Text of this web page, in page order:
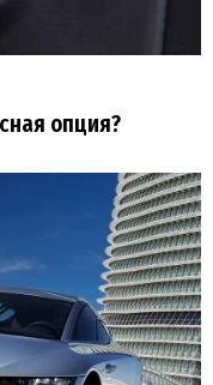
опция?